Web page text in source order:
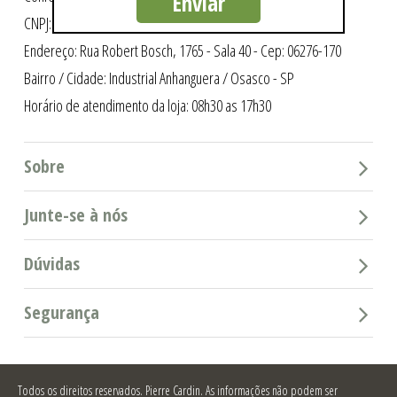
CNPJ: 10.632.565/0003-07
Endereço: Rua Robert Bosch, 1765 - Sala 40 - Cep: 06276-170
Bairro / Cidade: Industrial Anhanguera / Osasco - SP
Horário de atendimento da loja: 08h30 as 17h30
Sobre
Junte-se à nós
Dúvidas
Segurança
Todos os direitos reservados. Pierre Cardin. As informações não podem ser